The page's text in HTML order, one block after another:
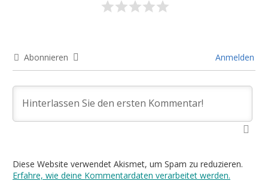
Abonnieren Anmelden
Diese Website verwendet Akismet, um Spam zu reduzieren.
Erfahre, wie deine Kommentardaten verarbeitet werden.